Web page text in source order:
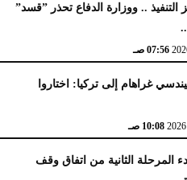
التنفيذ .. ووزارة الدفاع تحذر ”قسد”
07:56 صـ
غراهام إلى تركيا: اختاروا
10:08 صـ
المرحلة الثانية من اتفاق وقف